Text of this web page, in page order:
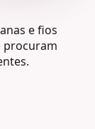
e fios
procuram